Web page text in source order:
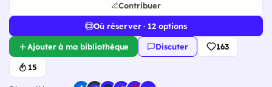
Contribuer
Où réserver · 12 options
Ajouter à ma bibliothèque Discuter 163
15